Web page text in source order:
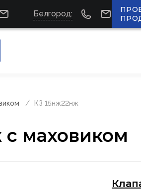
Белгород:
КЗ 15нж22нж
маховиком